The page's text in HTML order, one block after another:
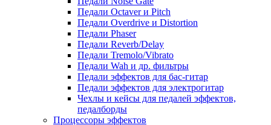
Педали Octaver и Pitch
Педали Overdrive и Distortion
Педали Phaser
Педали Reverb/Delay
Педали Tremolo/Vibrato
Педали Wah и др. фильтры
Педали эффектов для бас-гитар
Педали эффектов для электрогитар
Чехлы и кейсы для педалей эффектов,
педалборды
Процессоры эффектов